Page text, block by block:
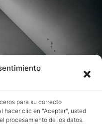
para su correcto
hacer clic en "Aceptar", usted
procesamiento de los datos.